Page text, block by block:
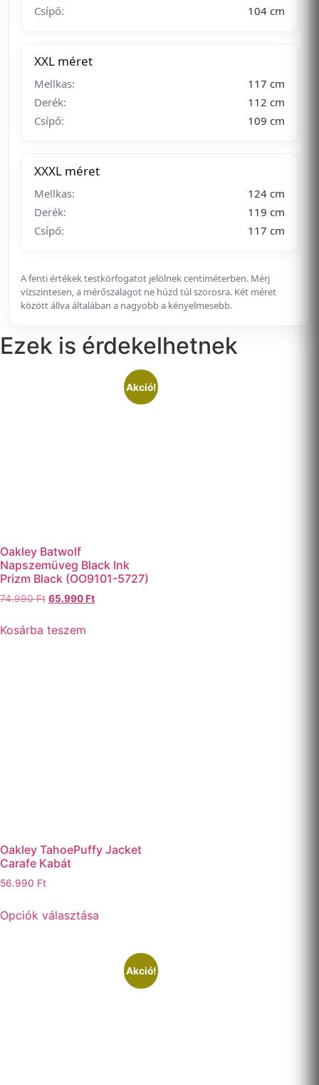
Csípő:
104 cm
XXL méret
Mellkas:
117 cm
Derék:
112 cm
Csípő:
109 cm
XXXL méret
Mellkas:
124 cm
Derék:
119 cm
Csípő:
117 cm
A fenti értékek testkörfogatot jelölnek centiméterben. Mérj
vízszintesen, a mérőszalagot ne húzd túl szorosra. Két méret
között állva általában a nagyobb a kényelmesebb.
Ezek is érdekelhetnek
Akció!
Oakley Batwolf
Napszemüveg Black Ink
Prizm Black (OO9101-5727)
74.990Ft 65.990Ft
Kosárba teszem
Oakley TahoePuffy Jacket
Carafe Kabát
56.990 Ft
Opciók választása
Akció!